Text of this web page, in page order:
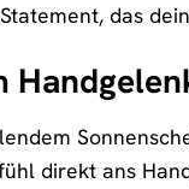
das
direkt ans